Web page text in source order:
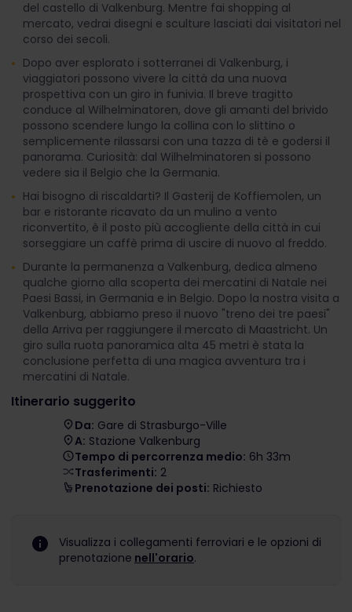
del castello di Valkenburg. Mentre fai shopping al
mercato, vedrai disegni e sculture lasciati dai visitatori nel
corso dei secoli.
Dopo aver esplorato i sotterranei di Valkenburg, i
viaggiatori possono vivere la città da una nuova
prospettiva con un giro in funivia. Il breve tragitto
conduce al Wilhelminatoren, dove gli amanti del brivido
possono scendere lungo la collina con lo slittino o
semplicemente rilassarsi con una tazza di tè e godersi il
panorama. Curiosità: dal Wilhelminatoren si possono
vedere sia il Belgio che la Germania.
Hai bisogno di riscaldarti? Il Gasterij de Koffiemolen, un
bar e ristorante ricavato da un mulino a vento
riconvertito, è il posto più accogliente della città in cui
sorseggiare un caffè prima di uscire di nuovo al freddo.
Durante la permanenza a Valkenburg, dedica almeno
qualche giorno alla scoperta dei mercatini di Natale nei
Paesi Bassi, in Germania e in Belgio. Dopo la nostra visita a
Valkenburg, abbiamo preso il nuovo "treno dei tre paesi"
della Arriva per raggiungere il mercato di Maastricht. Un
giro sulla ruota panoramica alta 45 metri è stata la
conclusione perfetta di una magica avventura tra i
mercatini di Natale.
Itinerario suggerito
Da: Gare di Strasburgo-Ville
A: Stazione Valkenburg
Tempo di percorrenza medio: 6h 33m
Trasferimenti: 2
Prenotazione dei posti: Richiesto
Visualizza i collegamenti ferroviari e le opzioni di
prenotazione nell'orario.